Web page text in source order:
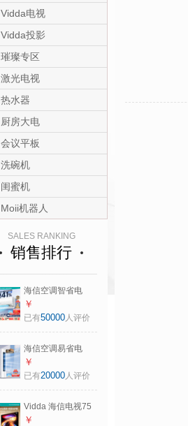
Vidda电视
Vidda投影
璀璨专区
激光电视
热水器
厨房大电
会议平板
洗碗机
闺蜜机
Moii机器人
SALES RANKING
销售排行
海信空调智省电
S550大1.5匹挂机
省电41%抗病毒大
KFR-35GW/S550-
X1
￥
已有50000人评价
海信空调易省电
E280大3匹客厅立
式柜机外机双排纯
72LW/E280-X1
￥
已有20000人评价
Vidda 海信电视75
英寸 R75 180Hz高
￥